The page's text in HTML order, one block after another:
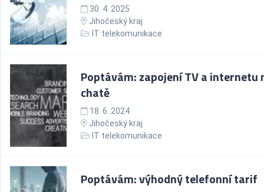
30. 4. 2025
Jihočeský kraj
IT telekomunikace
Poptávám: zapojení TV a internetu
chatě
18. 6. 2024
Jihočeský kraj
IT telekomunikace
Poptávám: výhodný telefonní tarif